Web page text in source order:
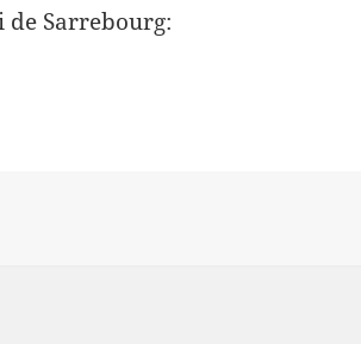
Sarrebourg: